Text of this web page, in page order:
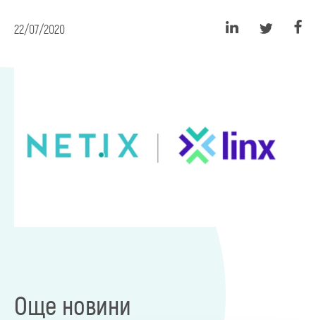
22/07/2020
Още новини